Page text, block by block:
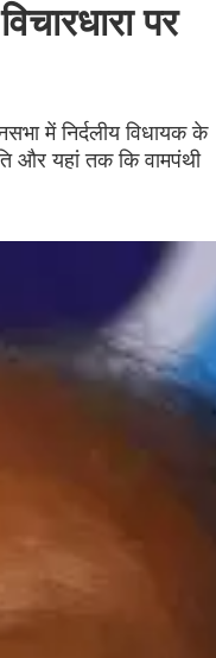
पर
में निर्दलीय विधायक के
और यहां तक कि वामपंथी